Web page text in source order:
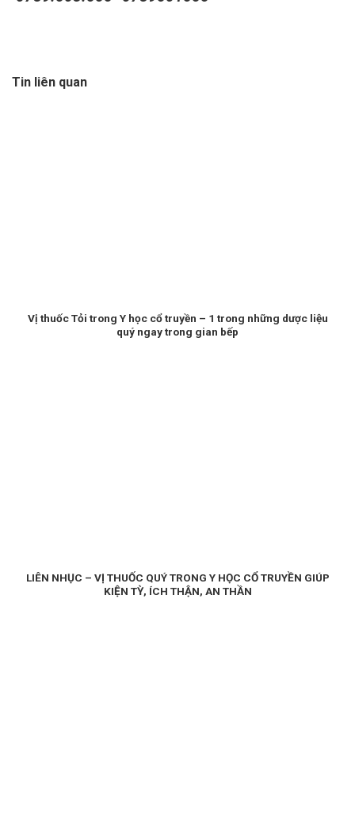
Tin liên quan
Vị thuốc Tỏi trong Y học cổ truyền – 1 trong những dược liệu
quý ngay trong gian bếp
LIÊN NHỤC – VỊ THUỐC QUÝ TRONG Y HỌC CỔ TRUYỀN GIÚP
KIỆN TỲ, ÍCH THẬN, AN THẦN